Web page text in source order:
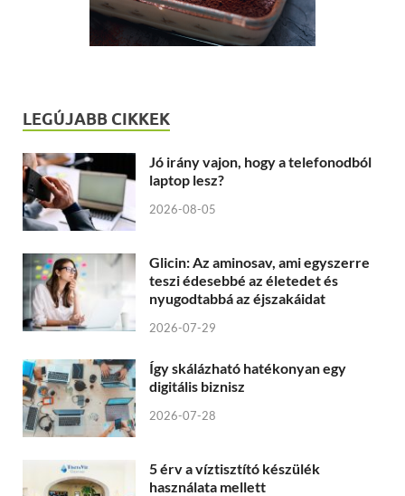
LEGÚJABB CIKKEK
Jó irány vajon, hogy a telefonodból
laptop lesz?
2026-08-05
Glicin: Az aminosav, ami egyszerre
teszi édesebbé az életedet és
nyugodtabbá az éjszakáidat
2026-07-29
Így skálázható hatékonyan egy
digitális biznisz
2026-07-28
5 érv a víztisztító készülék
használata mellett